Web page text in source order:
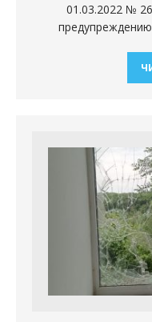
01.03.2022 №